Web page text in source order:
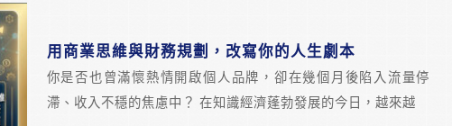
用商業思維與財務規劃，改寫你的人生劇本
你是否也曾滿懷熱情開啟個人品牌，卻在幾個月後陷入流量停
滯、收入不穩的焦慮中？ 在知識經濟蓬勃發展的今日，越來越